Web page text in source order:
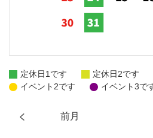
前月
定休日1です 定休日2です
イベント2です
イベント3で